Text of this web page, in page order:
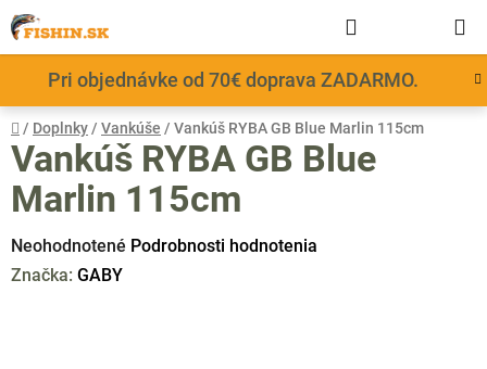
Prejsť
na
obsah
Pri objednávke od 70€ doprava ZADARMO.
KOŠÍK
Domov
/ Doplnky / Vankúše / Vankúš RYBA GB Blue Marlin 115cm
Vankúš RYBA GB Blue
Marlin 115cm
Priemerné
hodnotenie
Neohodnotené Podrobnosti hodnotenia
Značka: GABY